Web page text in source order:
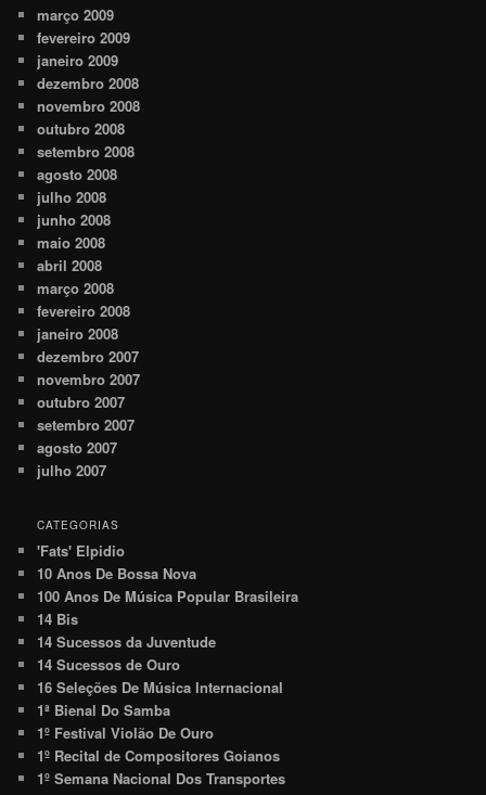
março 2009
fevereiro 2009
janeiro 2009
dezembro 2008
novembro 2008
outubro 2008
setembro 2008
agosto 2008
julho 2008
junho 2008
maio 2008
abril 2008
março 2008
fevereiro 2008
janeiro 2008
dezembro 2007
novembro 2007
outubro 2007
setembro 2007
agosto 2007
julho 2007
CATEGORIAS
'Fats' Elpidio
10 Anos De Bossa Nova
100 Anos De Música Popular Brasileira
14 Bis
14 Sucessos da Juventude
14 Sucessos de Ouro
16 Seleções De Música Internacional
1ª Bienal Do Samba
1º Festival Violão De Ouro
1º Recital de Compositores Goianos
1º Semana Nacional Dos Transportes